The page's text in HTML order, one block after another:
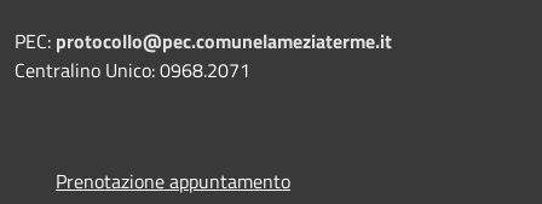
PEC: protocollo@pec.comunelameziaterme.it
Centralino Unico: 0968.2071
Prenotazione appuntamento